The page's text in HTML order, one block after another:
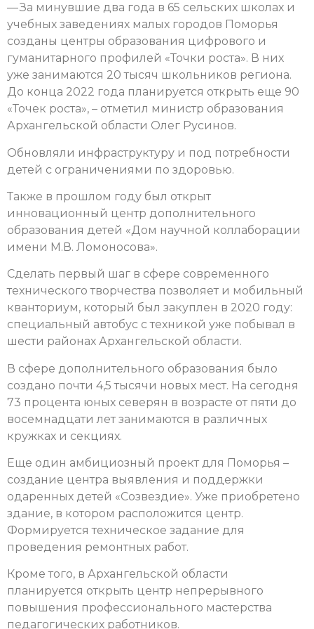
— За минувшие два года в 65 сельских школах и
учебных заведениях малых городов Поморья
созданы центры образования цифрового и
гуманитарного профилей «Точки роста». В них
уже занимаются 20 тысяч школьников региона.
До конца 2022 года планируется открыть еще 90
«Точек роста», – отметил министр образования
Архангельской области Олег Русинов.
Обновляли инфраструктуру и под потребности
детей с ограничениями по здоровью.
Также в прошлом году был открыт
инновационный центр дополнительного
образования детей «Дом научной коллаборации
имени М.В. Ломоносова».
Сделать первый шаг в сфере современного
технического творчества позволяет и мобильный
кванториум, который был закуплен в 2020 году:
специальный автобус с техникой уже побывал в
шести районах Архангельской области.
В сфере дополнительного образования было
создано почти 4,5 тысячи новых мест. На сегодня
73 процента юных северян в возрасте от пяти до
восемнадцати лет занимаются в различных
кружках и секциях.
Еще один амбициозный проект для Поморья –
создание центра выявления и поддержки
одаренных детей «Созвездие». Уже приобретено
здание, в котором расположится центр.
Формируется техническое задание для
проведения ремонтных работ.
Кроме того, в Архангельской области
планируется открыть центр непрерывного
повышения профессионального мастерства
педагогических работников.